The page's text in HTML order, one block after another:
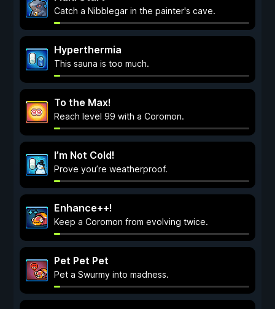
Catch a Nibblegar in the painter's cave.
Hyperthermia
This sauna is too much.
To the Max!
Reach level 99 with a Coromon.
I’m Not Cold!
Prove you’re weatherproof.
Enhance++!
Keep a Coromon from evolving twice.
Pet Pet Pet
Pet a Swurmy into madness.